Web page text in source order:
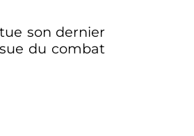
son dernier
du combat